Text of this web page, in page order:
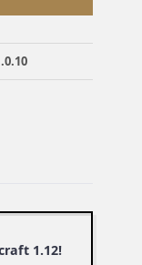
1.12!